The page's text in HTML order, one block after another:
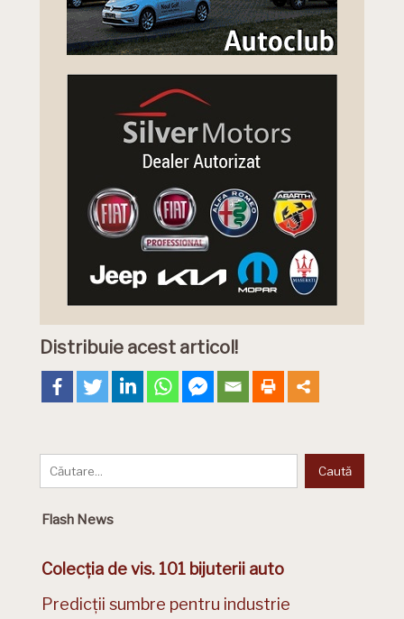
Distribuie acest articol!
Flash News
Colecția de vis. 101 bijuterii auto
Predicții sumbre pentru industrie